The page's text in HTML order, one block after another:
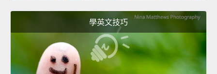
學英文技巧